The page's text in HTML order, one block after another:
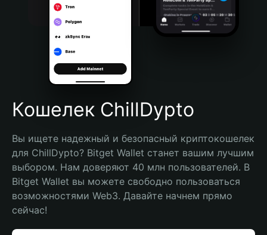
Português (Brasil)
Español (Argentina)
Кошелек ChillDypto
Вы ищете надежный и безопасный криптокошелек
для ChillDypto? Bitget Wallet станет вашим лучшим
выбором. Нам доверяют 40 млн пользователей. В
Bitget Wallet вы можете свободно пользоваться
возможностями Web3. Давайте начнем прямо
сейчас!